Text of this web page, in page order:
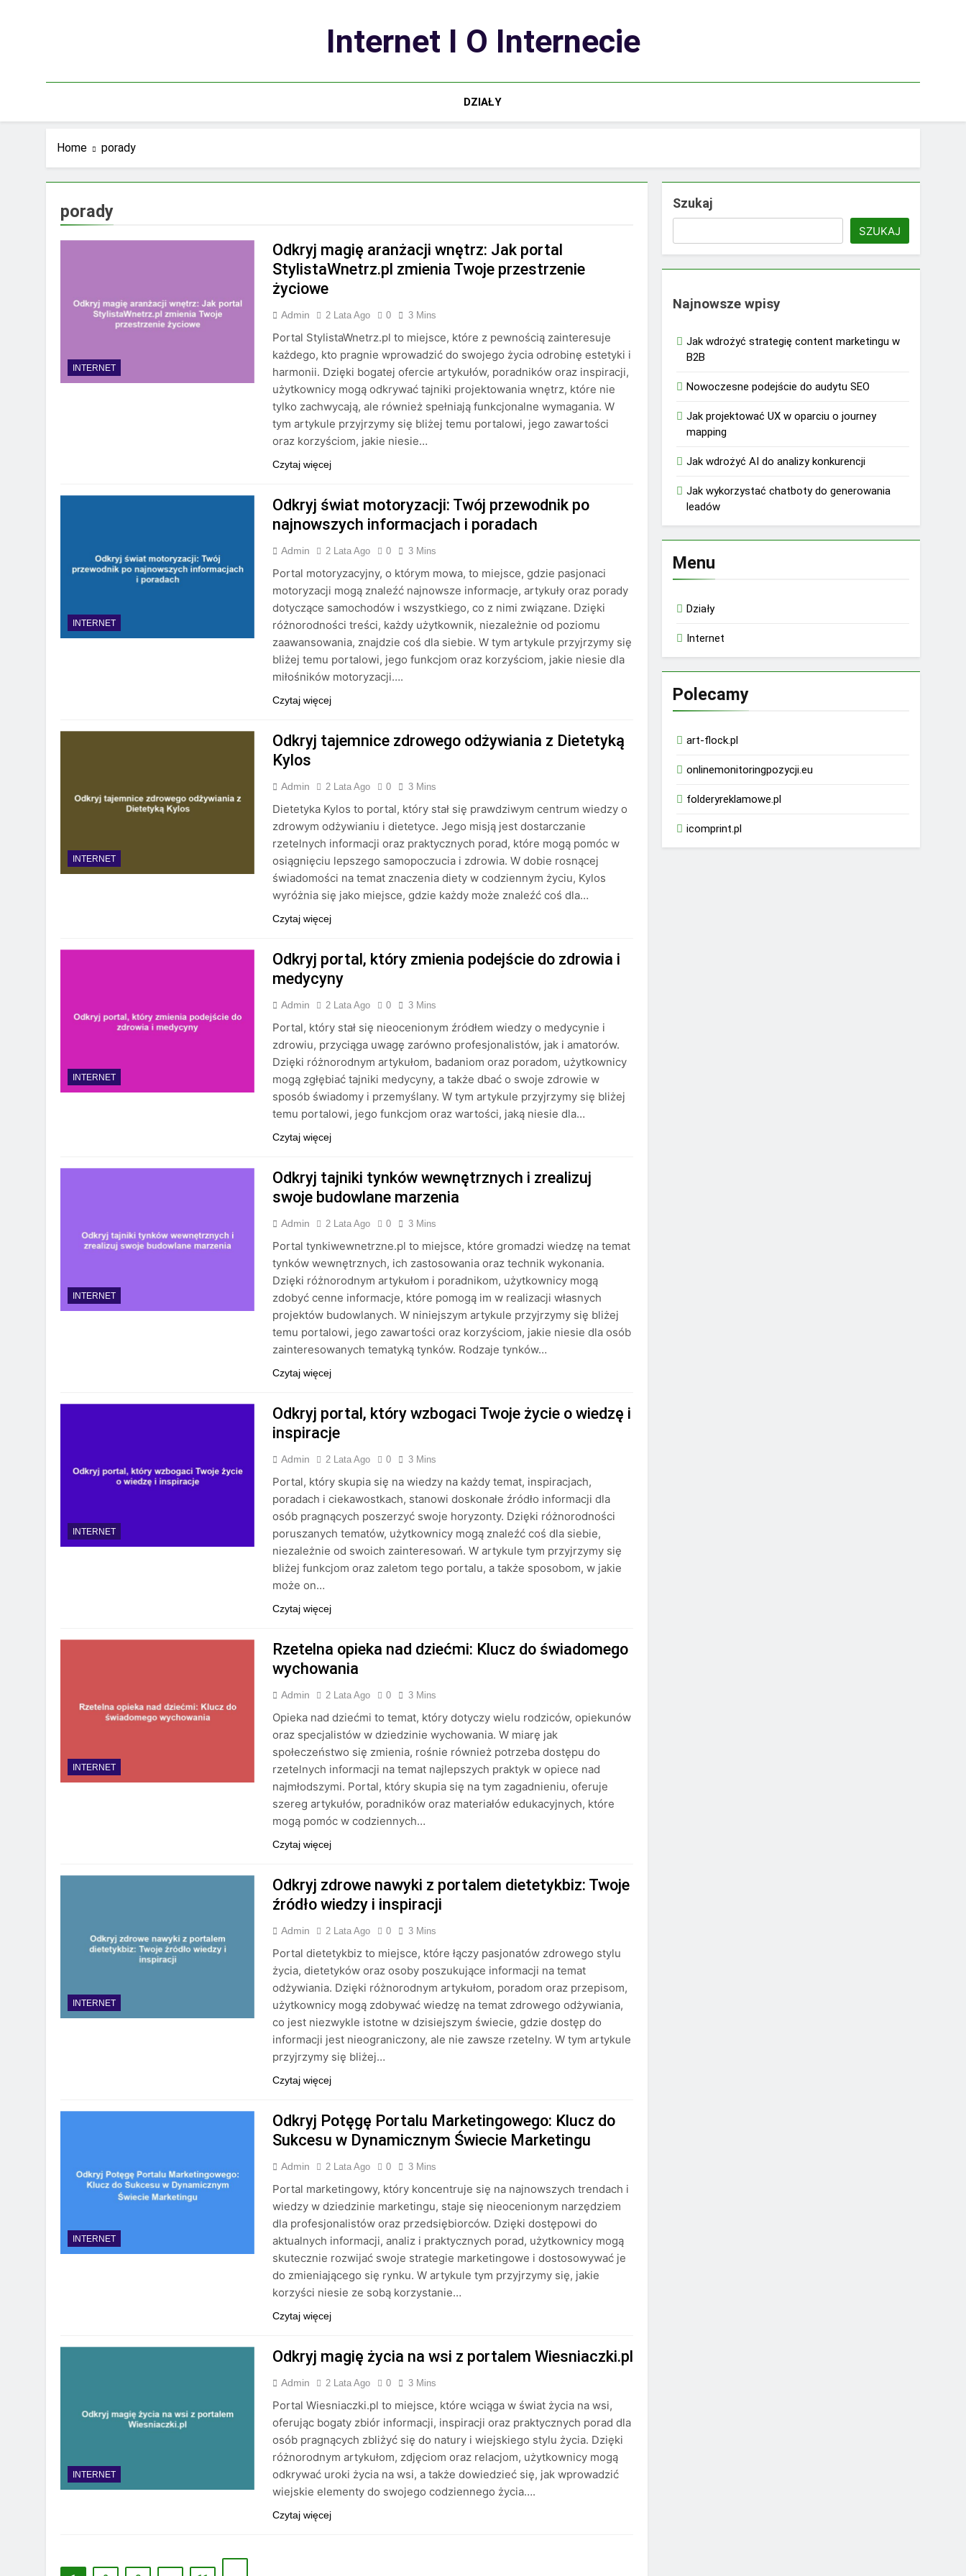
Internet I O Internecie
DZIAŁY
Home porady
porady
INTERNET
Odkryj magię aranżacji wnętrz: Jak portal
StylistaWnetrz.pl zmienia Twoje przestrzenie
życiowe
Admin 2 Lata Ago 0 3 Mins
Portal StylistaWnetrz.pl to miejsce, które z pewnością zainteresuje
każdego, kto pragnie wprowadzić do swojego życia odrobinę estetyki i
harmonii. Dzięki bogatej ofercie artykułów, poradników oraz inspiracji,
użytkownicy mogą odkrywać tajniki projektowania wnętrz, które nie
tylko zachwycają, ale również spełniają funkcjonalne wymagania. W
tym artykule przyjrzymy się bliżej temu portalowi, jego zawartości
oraz korzyściom, jakie niesie…
Czytaj więcej
INTERNET
Odkryj świat motoryzacji: Twój przewodnik po
najnowszych informacjach i poradach
Admin 2 Lata Ago 0 3 Mins
Portal motoryzacyjny, o którym mowa, to miejsce, gdzie pasjonaci
motoryzacji mogą znaleźć najnowsze informacje, artykuły oraz porady
dotyczące samochodów i wszystkiego, co z nimi związane. Dzięki
różnorodności treści, każdy użytkownik, niezależnie od poziomu
zaawansowania, znajdzie coś dla siebie. W tym artykule przyjrzymy się
bliżej temu portalowi, jego funkcjom oraz korzyściom, jakie niesie dla
miłośników motoryzacji….
Czytaj więcej
INTERNET
Odkryj tajemnice zdrowego odżywiania z Dietetyką
Kylos
Admin 2 Lata Ago 0 3 Mins
Dietetyka Kylos to portal, który stał się prawdziwym centrum wiedzy o
zdrowym odżywianiu i dietetyce. Jego misją jest dostarczanie
rzetelnych informacji oraz praktycznych porad, które mogą pomóc w
osiągnięciu lepszego samopoczucia i zdrowia. W dobie rosnącej
świadomości na temat znaczenia diety w codziennym życiu, Kylos
wyróżnia się jako miejsce, gdzie każdy może znaleźć coś dla…
Czytaj więcej
INTERNET
Odkryj portal, który zmienia podejście do zdrowia i
medycyny
Admin 2 Lata Ago 0 3 Mins
Portal, który stał się nieocenionym źródłem wiedzy o medycynie i
zdrowiu, przyciąga uwagę zarówno profesjonalistów, jak i amatorów.
Dzięki różnorodnym artykułom, badaniom oraz poradom, użytkownicy
mogą zgłębiać tajniki medycyny, a także dbać o swoje zdrowie w
sposób świadomy i przemyślany. W tym artykule przyjrzymy się bliżej
temu portalowi, jego funkcjom oraz wartości, jaką niesie dla…
Czytaj więcej
INTERNET
Odkryj tajniki tynków wewnętrznych i zrealizuj
swoje budowlane marzenia
Admin 2 Lata Ago 0 3 Mins
Portal tynkiwewnetrzne.pl to miejsce, które gromadzi wiedzę na temat
tynków wewnętrznych, ich zastosowania oraz technik wykonania.
Dzięki różnorodnym artykułom i poradnikom, użytkownicy mogą
zdobyć cenne informacje, które pomogą im w realizacji własnych
projektów budowlanych. W niniejszym artykule przyjrzymy się bliżej
temu portalowi, jego zawartości oraz korzyściom, jakie niesie dla osób
zainteresowanych tematyką tynków. Rodzaje tynków…
Czytaj więcej
INTERNET
Odkryj portal, który wzbogaci Twoje życie o wiedzę i
inspiracje
Admin 2 Lata Ago 0 3 Mins
Portal, który skupia się na wiedzy na każdy temat, inspiracjach,
poradach i ciekawostkach, stanowi doskonałe źródło informacji dla
osób pragnących poszerzyć swoje horyzonty. Dzięki różnorodności
poruszanych tematów, użytkownicy mogą znaleźć coś dla siebie,
niezależnie od swoich zainteresowań. W artykule tym przyjrzymy się
bliżej funkcjom oraz zaletom tego portalu, a także sposobom, w jakie
może on…
Czytaj więcej
INTERNET
Rzetelna opieka nad dziećmi: Klucz do świadomego
wychowania
Admin 2 Lata Ago 0 3 Mins
Opieka nad dziećmi to temat, który dotyczy wielu rodziców, opiekunów
oraz specjalistów w dziedzinie wychowania. W miarę jak
społeczeństwo się zmienia, rośnie również potrzeba dostępu do
rzetelnych informacji na temat najlepszych praktyk w opiece nad
najmłodszymi. Portal, który skupia się na tym zagadnieniu, oferuje
szereg artykułów, poradników oraz materiałów edukacyjnych, które
mogą pomóc w codziennych…
Czytaj więcej
INTERNET
Odkryj zdrowe nawyki z portalem dietetykbiz: Twoje
źródło wiedzy i inspiracji
Admin 2 Lata Ago 0 3 Mins
Portal dietetykbiz to miejsce, które łączy pasjonatów zdrowego stylu
życia, dietetyków oraz osoby poszukujące informacji na temat
odżywiania. Dzięki różnorodnym artykułom, poradom oraz przepisom,
użytkownicy mogą zdobywać wiedzę na temat zdrowego odżywiania,
co jest niezwykle istotne w dzisiejszym świecie, gdzie dostęp do
informacji jest nieograniczony, ale nie zawsze rzetelny. W tym artykule
przyjrzymy się bliżej…
Czytaj więcej
INTERNET
Odkryj Potęgę Portalu Marketingowego: Klucz do
Sukcesu w Dynamicznym Świecie Marketingu
Admin 2 Lata Ago 0 3 Mins
Portal marketingowy, który koncentruje się na najnowszych trendach i
wiedzy w dziedzinie marketingu, staje się nieocenionym narzędziem
dla profesjonalistów oraz przedsiębiorców. Dzięki dostępowi do
aktualnych informacji, analiz i praktycznych porad, użytkownicy mogą
skutecznie rozwijać swoje strategie marketingowe i dostosowywać je
do zmieniającego się rynku. W artykule tym przyjrzymy się, jakie
korzyści niesie ze sobą korzystanie…
Czytaj więcej
INTERNET
Odkryj magię życia na wsi z portalem Wiesniaczki.pl
Admin 2 Lata Ago 0 3 Mins
Portal Wiesniaczki.pl to miejsce, które wciąga w świat życia na wsi,
oferując bogaty zbiór informacji, inspiracji oraz praktycznych porad dla
osób pragnących zbliżyć się do natury i wiejskiego stylu życia. Dzięki
różnorodnym artykułom, zdjęciom oraz relacjom, użytkownicy mogą
odkrywać uroki życia na wsi, a także dowiedzieć się, jak wprowadzić
wiejskie elementy do swojego codziennego życia….
Czytaj więcej
Szukaj
SZUKAJ
Najnowsze wpisy
Jak wdrożyć strategię content marketingu w
B2B
Nowoczesne podejście do audytu SEO
Jak projektować UX w oparciu o journey
mapping
Jak wdrożyć AI do analizy konkurencji
Jak wykorzystać chatboty do generowania
leadów
Menu
Działy
Internet
Polecamy
art-flock.pl
onlinemonitoringpozycji.eu
folderyreklamowe.pl
icomprint.pl